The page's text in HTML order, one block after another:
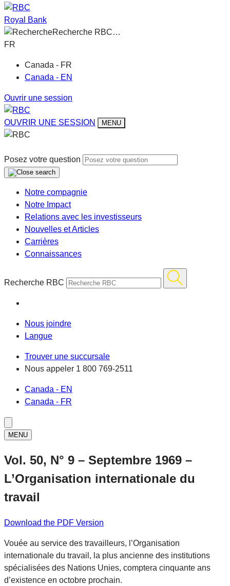
Royal Bank
Recherche RBC…
FR
Canada - FR
Canada - EN
Ouvrir une session
OUVRIR UNE SESSION MENU
Posez votre question
Notre compagnie
Notre Impact
Relations avec les investisseurs
Nouvelles et Articles
Carrières
Connaissances
Recherche RBC
Nous joindre
Langue
Trouver une succursale
Nous appeler 1 800 769-2511
Canada - EN
Canada - FR
MENU
Vol. 50, N° 9 – Septembre 1969 –
L’Organisation internationale du
travail
Download the PDF Version
Vouée au service des travailleurs, l’Organisation
internationale du travail, la plus ancienne des institutions
spécialisées des Nations Unies, comptera cinquante ans
d’existence en octobre prochain.